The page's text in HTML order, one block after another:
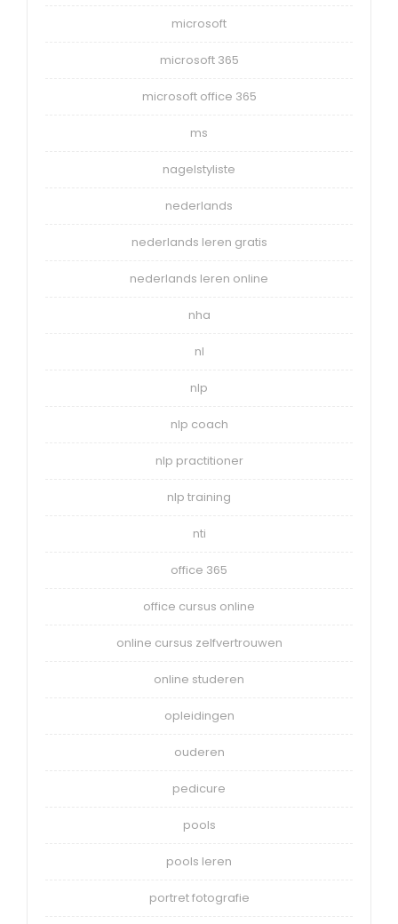
microsoft
microsoft 365
microsoft office 365
ms
nagelstyliste
nederlands
nederlands leren gratis
nederlands leren online
nha
nl
nlp
nlp coach
nlp practitioner
nlp training
nti
office 365
office cursus online
online cursus zelfvertrouwen
online studeren
opleidingen
ouderen
pedicure
pools
pools leren
portret fotografie